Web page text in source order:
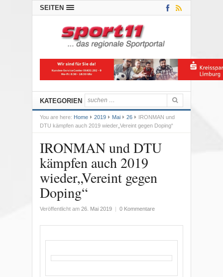
SEITEN
KATEGORIEN
You are here: Home 2019 Mai 26
IRONMAN und
DTU kämpfen auch 2019 wieder„Vereint gegen Doping“
IRONMAN und DTU
kämpfen auch 2019
wieder„Vereint gegen
Doping“
Veröffentlicht am 26. Mai 2019 0 Kommentare